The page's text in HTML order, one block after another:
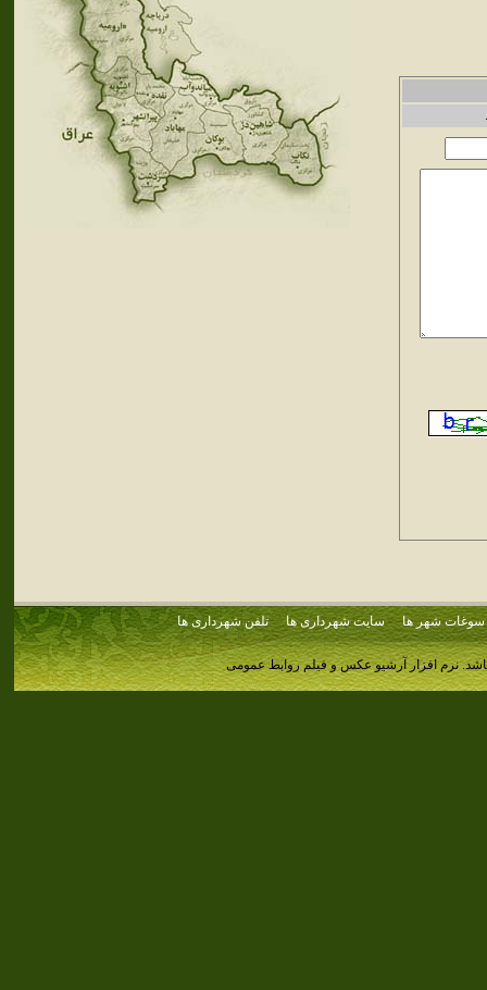
سوغات شهر ها سایت شهرداری ها تلفن شهرداری ها
نرم افزار آرشیو عکس و فیلم روابط عمومی